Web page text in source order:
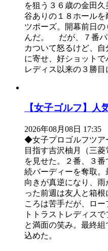
を狙う３６歳の金田
谷ありの１８ホール
ツポーズ。開幕前日
んだ。 だが、７番パ
カついて怒るけど、
に寄せ、好ショット
レディス以来の３勝
【女子ゴルフ】
2026年08月08日 17:35
◆女子プロゴルフツア
目指す吉沢柚月（三
を見せた。２番、３
続バーディーを奪取
向きが真逆になり、
った前週は友人と箱
ころは苦手だが、ロ
トトラストレディス
と満面の笑み。最終
込めた。